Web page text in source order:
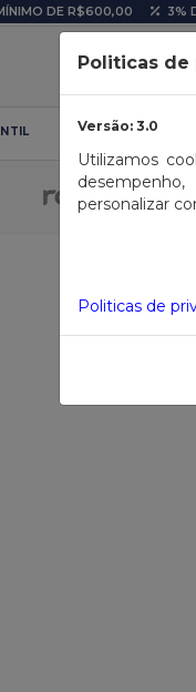
DE R$600,00 3%
PLUS SIZE
Politicas
Versão: 3.0
Utilizamos
personalizar
Politicas de